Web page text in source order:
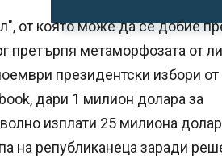
от която може да се добие
претърпя метаморфозата от
президентски избори
дари 1 милион долара за
изплати 25 милиона
на републиканеца заради